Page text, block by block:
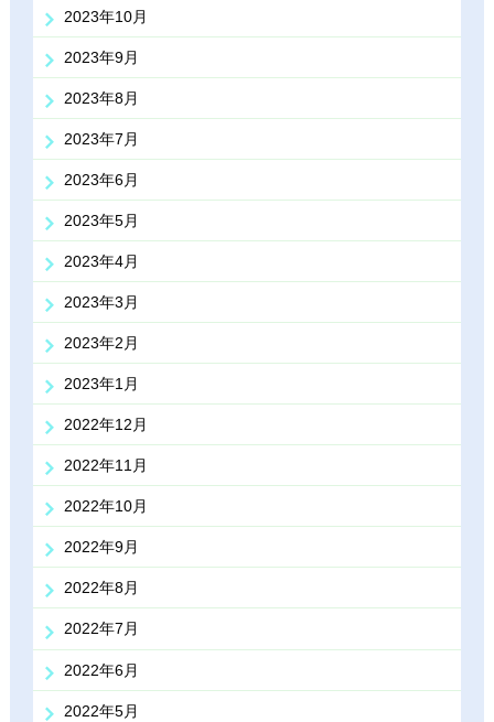
2023年10月
2023年9月
2023年8月
2023年7月
2023年6月
2023年5月
2023年4月
2023年3月
2023年2月
2023年1月
2022年12月
2022年11月
2022年10月
2022年9月
2022年8月
2022年7月
2022年6月
2022年5月